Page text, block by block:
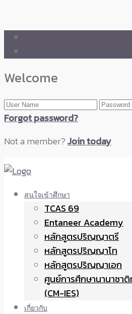
Welcome
Forgot password?
Not a member?Join today
สนใจเข้าศึกษา
TCAS 69
Entaneer Academy
หลักสูตรปริญญาตรี
หลักสูตรปริญญาโท
หลักสูตรปริญญาเอก
ศูนย์การศึกษานานาชา
(CM-IES)
เกี่ยวกับ